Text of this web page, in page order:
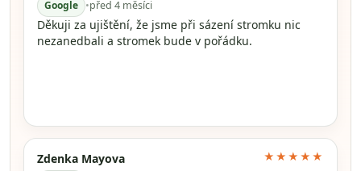
Google •před 4 měsíci
Děkuji za ujištění, že jsme při sázení stromku nic
nezanedbali a stromek bude v pořádku.
Zdenka Mayova ★★★★★